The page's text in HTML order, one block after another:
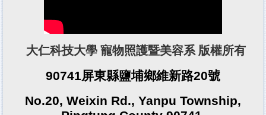
大仁科技大學 寵物照護暨美容系 版權所有
90741屏東縣鹽埔鄉維新路20號
No.20, Weixin Rd., Yanpu Township,